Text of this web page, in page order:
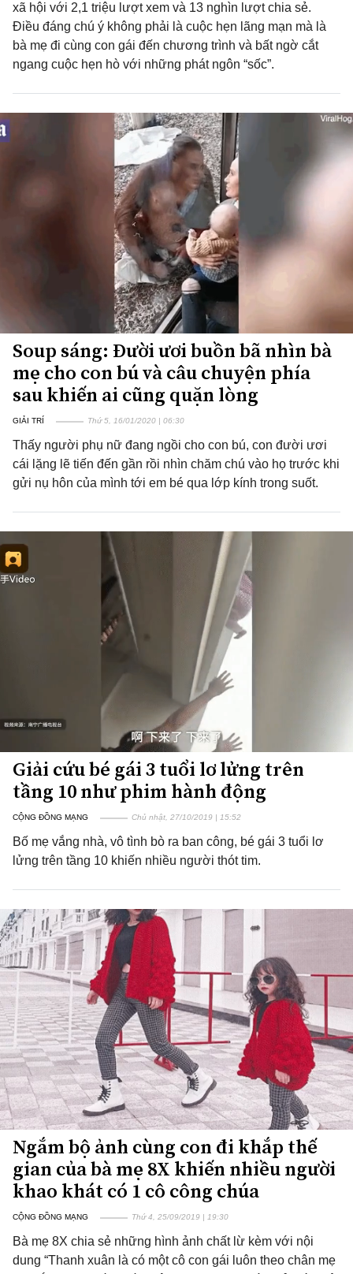
xã hội với 2,1 triệu lượt xem và 13 nghìn lượt chia sẻ.
Điều đáng chú ý không phải là cuộc hẹn lãng mạn mà là
bà mẹ đi cùng con gái đến chương trình và bất ngờ cắt
ngang cuộc hẹn hò với những phát ngôn “sốc”.
Soup sáng: Đười ươi buồn bã nhìn bà
mẹ cho con bú và câu chuyện phía
sau khiến ai cũng quặn lòng
GIẢI TRÍ Thứ 5, 16/01/2020 | 06:30
Thấy người phụ nữ đang ngồi cho con bú, con đười ươi
cái lặng lẽ tiến đến gần rồi nhìn chăm chú vào họ trước khi
gửi nụ hôn của mình tới em bé qua lớp kính trong suốt.
Giải cứu bé gái 3 tuổi lơ lửng trên
tầng 10 như phim hành động
CỘNG ĐỒNG MẠNG Chủ nhật, 27/10/2019 | 15:52
Bố mẹ vắng nhà, vô tình bò ra ban công, bé gái 3 tuổi lơ
lửng trên tầng 10 khiến nhiều người thót tim.
Ngắm bộ ảnh cùng con đi khắp thế
gian của bà mẹ 8X khiến nhiều người
khao khát có 1 cô công chúa
CỘNG ĐỒNG MẠNG Thứ 4, 25/09/2019 | 19:30
Bà mẹ 8X chia sẻ những hình ảnh chất lừ kèm với nội
dung “Thanh xuân là có một cô con gái luôn theo chân mẹ